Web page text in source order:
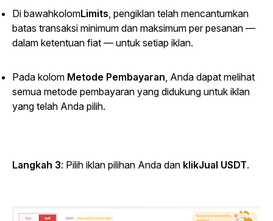
Di bawahkolomLimits, pengiklan telah mencantumkan
batas transaksi minimum dan maksimum per pesanan —
dalam ketentuan fiat — untuk setiap iklan.
Pada kolom Metode Pembayaran, Anda dapat melihat
semua metode pembayaran yang didukung untuk iklan
yang telah Anda pilih.
Langkah 3: Pilih iklan pilihan Anda dan klikJual USDT.